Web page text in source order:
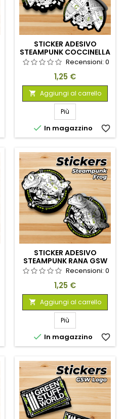
STICKER ADESIVO
STEAMPUNK COCCINELLA
GSWRecensioni: 0
Prezzo
1,25 €
 Aggiungi al carrello
Più
 In magazzino favorite_border
STICKER ADESIVO
STEAMPUNK RANA GSW
Recensioni: 0
Prezzo
1,25 €
 Aggiungi al carrello
Più
 In magazzino favorite_border